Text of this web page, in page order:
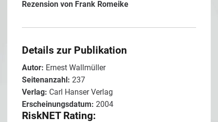
Rezension von Frank Romeike
Details zur Publikation
Autor: Ernest Wallmüller
Seitenanzahl: 237
Verlag: Carl Hanser Verlag
Erscheinungsdatum: 2004
RiskNET Rating: